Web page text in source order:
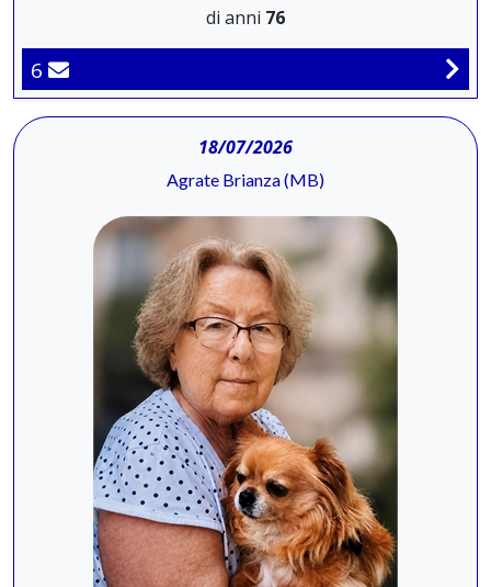
di anni 76
6
18/07/2026
Agrate Brianza (MB)